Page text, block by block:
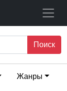
Поиск
Жанры